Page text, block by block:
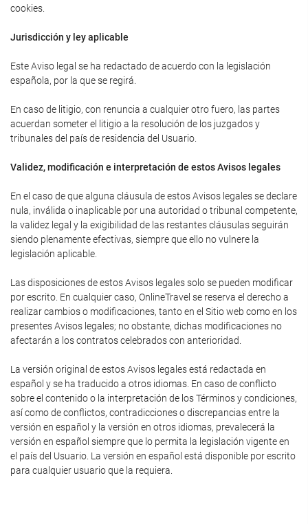
cookies.
Jurisdicción y ley aplicable
Este Aviso legal se ha redactado de acuerdo con la legislación
española, por la que se regirá.
En caso de litigio, con renuncia a cualquier otro fuero, las partes
acuerdan someter el litigio a la resolución de los juzgados y
tribunales del país de residencia del Usuario.
Validez, modificación e interpretación de estos Avisos legales
En el caso de que alguna cláusula de estos Avisos legales se declare
nula, inválida o inaplicable por una autoridad o tribunal competente,
la validez legal y la exigibilidad de las restantes cláusulas seguirán
siendo plenamente efectivas, siempre que ello no vulnere la
legislación aplicable.
Las disposiciones de estos Avisos legales solo se pueden modificar
por escrito. En cualquier caso, OnlineTravel se reserva el derecho a
realizar cambios o modificaciones, tanto en el Sitio web como en los
presentes Avisos legales; no obstante, dichas modificaciones no
afectarán a los contratos celebrados con anterioridad.
La versión original de estos Avisos legales está redactada en
español y se ha traducido a otros idiomas. En caso de conflicto
sobre el contenido o la interpretación de los Términos y condiciones,
así como de conflictos, contradicciones o discrepancias entre la
versión en español y la versión en otros idiomas, prevalecerá la
versión en español siempre que lo permita la legislación vigente en
el país del Usuario. La versión en español está disponible por escrito
para cualquier usuario que la requiera.